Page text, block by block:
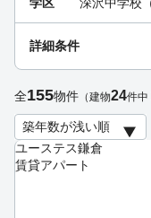
ユーステス鎌倉
賃貸アパート
詳細条件
全155物件 （建物24件中